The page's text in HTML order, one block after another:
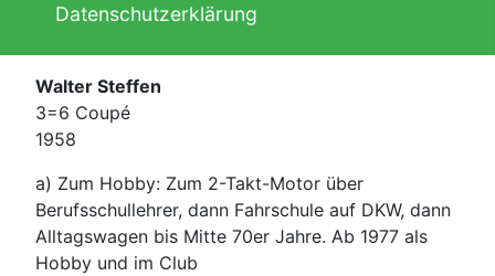
Datenschutzerklärung
Walter Steffen
3=6 Coupé
1958
a) Zum Hobby: Zum 2-Takt-Motor über
Berufsschullehrer, dann Fahrschule auf DKW, dann
Alltagswagen bis Mitte 70er Jahre. Ab 1977 als
Hobby und im Club